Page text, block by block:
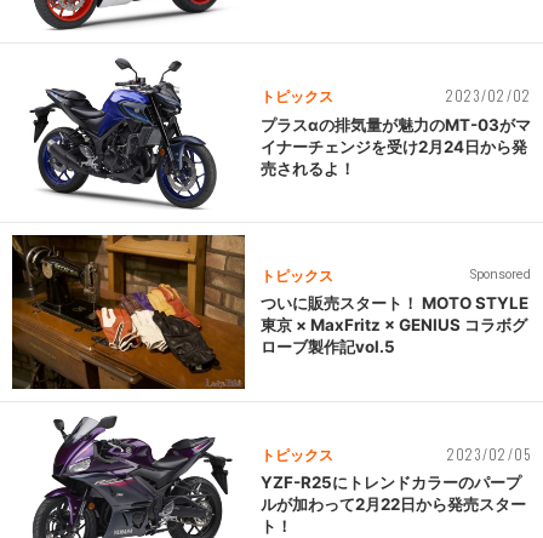
トピックス 2023/02/02
プラスαの排気量が魅力のMT-03がマ
イナーチェンジを受け2月24日から発
売されるよ！
トピックス Sponsored
ついに販売スタート！ MOTO STYLE
東京 × MaxFritz × GENIUS コラボグ
ローブ製作記vol.5
トピックス 2023/02/05
YZF-R25にトレンドカラーのパープ
ルが加わって2月22日から発売スター
ト！